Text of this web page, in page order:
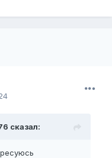
сказал: